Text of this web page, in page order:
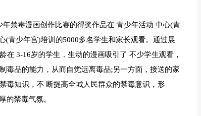
禁毒漫画创作比赛的得奖作品在 青少年活动 中心(青
(青少年宫)培训的5000多名学生和家长观看。通过展
3-16岁的学生，生动的漫画吸引了 不少学生观看，
毒品的能力，从而自觉远离毒品;另一方面，接送的家
毒知识，不 断提高全城人民群众的禁毒意识，形
的禁毒气氛。